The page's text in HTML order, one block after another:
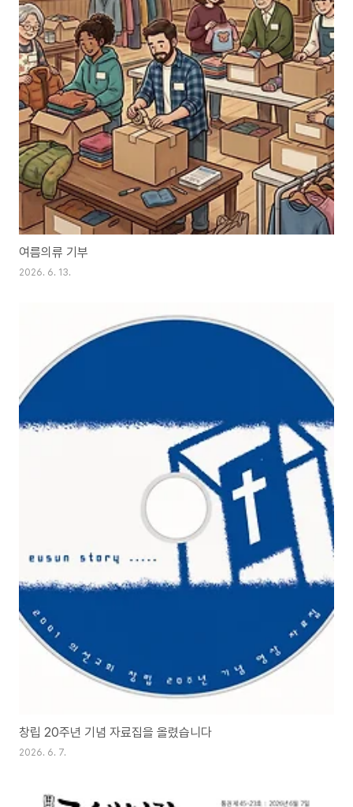
여름의류 기부
2026. 6. 13.
창립 20주년 기념 자료집을 올렸습니다
2026. 6. 7.